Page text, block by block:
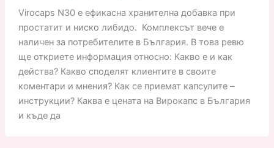
Virocaps N30 е ефикасна хранителна добавка при
простатит и ниско либидо. Комплексът вече е
наличен за потребителите в България. В това ревю
ще откриете информация относно: Какво е и как
действа? Какво споделят клиентите в своите
коментари и мнения? Как се приемат капсулите –
инструкции? Каква е цената на Вирокапс в България
и къде да